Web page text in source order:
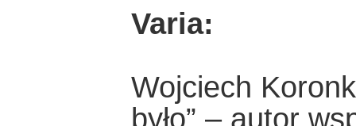
Varia:
Wojciech
było” – autor